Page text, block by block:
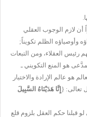
أن لازم الوجوب العقلي
وأوصياؤه الظلم تكويناً;
رئيس العقلاء، ومن التبعات
هو المنع التكويني ـ
هو عالم الإرادة والاختيار
تعالى: {إِنَّا هَدَيْنَاهُ السَّبِيلَ
قبلنا حكم العقل بلزوم قلع